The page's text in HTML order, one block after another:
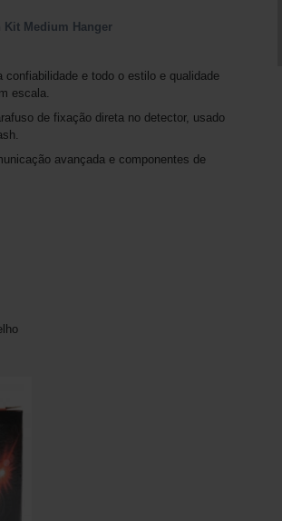
Kit Medium Hanger
e todo o estilo e qualidade
escala.
de fixação direta no detector, usado
avançada e componentes de